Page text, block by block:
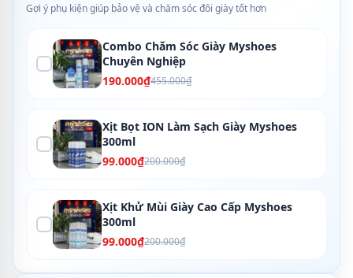
Gợi ý phụ kiện giúp bảo vệ và chăm sóc đôi giày tốt hơn
Combo Chăm Sóc Giày Myshoes
Chuyên Nghiệp
190.000₫455.000₫
Xịt Bọt ION Làm Sạch Giày Myshoes
300ml
99.000₫200.000₫
Xịt Khử Mùi Giày Cao Cấp Myshoes
300ml
99.000₫200.000₫